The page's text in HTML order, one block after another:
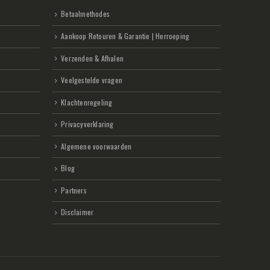
Betaalmethodes
Aankoop Retouren & Garantie | Herroeping
Verzenden & Afhalen
Veelgestelde vragen
Klachtenregeling
Privacyverklaring
Algemene voorwaarden
Blog
Partners
Disclaimer